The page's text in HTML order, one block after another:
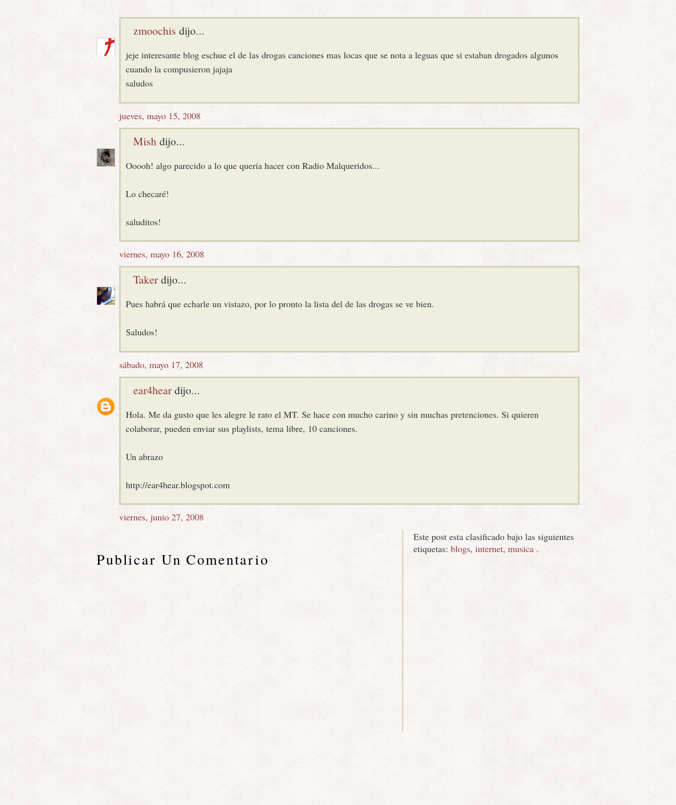
zmoochis dijo...
jeje interesante blog eschue el de las drogas canciones mas locas que se nota a leguas que si estaban drogados algunos
cuando la compusieron jajaja
saludos
jueves, mayo 15, 2008
Mish dijo...
Ooooh! algo parecido a lo que quería hacer con Radio Malqueridos...
Lo checaré!
saluditos!
viernes, mayo 16, 2008
Takerdijo...
Pues habrá que echarle un vistazo, por lo pronto la lista del de las drogas se ve bien.
Saludos!
sábado, mayo 17, 2008
ear4heardijo...
Hola. Me da gusto que les alegre le rato el MT. Se hace con mucho carino y sin muchas pretenciones. Si quieren
colaborar, pueden enviar sus playlists, tema libre, 10 canciones.
Un abrazo
http://ear4hear.blogspot.com
viernes, junio 27, 2008
Publicar Un Comentario
Este post esta clasificado bajo las siguientes
etiquetas: blogs, internet, musica .